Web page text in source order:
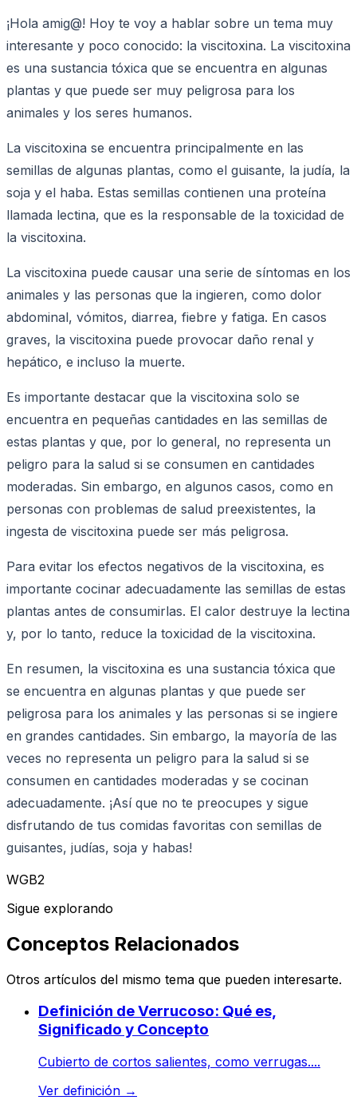
¡Hola amig@! Hoy te voy a hablar sobre un tema muy
interesante y poco conocido: la viscitoxina. La viscitoxina
es una sustancia tóxica que se encuentra en algunas
plantas y que puede ser muy peligrosa para los
animales y los seres humanos.
La viscitoxina se encuentra principalmente en las
semillas de algunas plantas, como el guisante, la judía, la
soja y el haba. Estas semillas contienen una proteína
llamada lectina, que es la responsable de la toxicidad de
la viscitoxina.
La viscitoxina puede causar una serie de síntomas en los
animales y las personas que la ingieren, como dolor
abdominal, vómitos, diarrea, fiebre y fatiga. En casos
graves, la viscitoxina puede provocar daño renal y
hepático, e incluso la muerte.
Es importante destacar que la viscitoxina solo se
encuentra en pequeñas cantidades en las semillas de
estas plantas y que, por lo general, no representa un
peligro para la salud si se consumen en cantidades
moderadas. Sin embargo, en algunos casos, como en
personas con problemas de salud preexistentes, la
ingesta de viscitoxina puede ser más peligrosa.
Para evitar los efectos negativos de la viscitoxina, es
importante cocinar adecuadamente las semillas de estas
plantas antes de consumirlas. El calor destruye la lectina
y, por lo tanto, reduce la toxicidad de la viscitoxina.
En resumen, la viscitoxina es una sustancia tóxica que
se encuentra en algunas plantas y que puede ser
peligrosa para los animales y las personas si se ingiere
en grandes cantidades. Sin embargo, la mayoría de las
veces no representa un peligro para la salud si se
consumen en cantidades moderadas y se cocinan
adecuadamente. ¡Así que no te preocupes y sigue
disfrutando de tus comidas favoritas con semillas de
guisantes, judías, soja y habas!
WGB2
Sigue explorando
Conceptos Relacionados
Otros artículos del mismo tema que pueden interesarte.
Definición de Verrucoso: Qué es,
Significado y Concepto
Cubierto de cortos salientes, como verrugas....
Ver definición →